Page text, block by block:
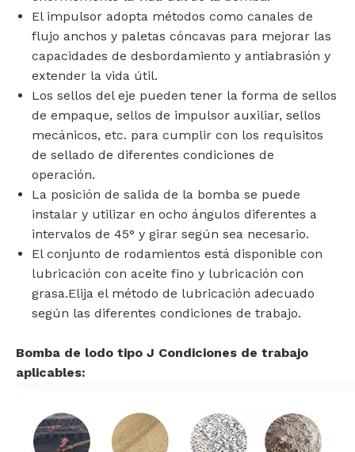
El impulsor adopta métodos como canales de
flujo anchos y paletas cóncavas para mejorar las
capacidades de desbordamiento y antiabrasión y
extender la vida útil.
Los sellos del eje pueden tener la forma de sellos
de empaque, sellos de impulsor auxiliar, sellos
mecánicos, etc. para cumplir con los requisitos
de sellado de diferentes condiciones de
operación.
La posición de salida de la bomba se puede
instalar y utilizar en ocho ángulos diferentes a
intervalos de 45° y girar según sea necesario.
El conjunto de rodamientos está disponible con
lubricación con aceite fino y lubricación con
grasa.Elija el método de lubricación adecuado
según las diferentes condiciones de trabajo.
Bomba de lodo tipo J Condiciones de trabajo
aplicables: